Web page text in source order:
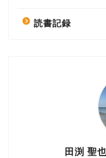
読書記録
田渕 聖